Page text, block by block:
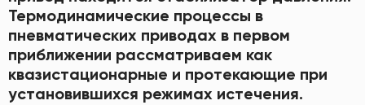
Термодинамические процессы в
пневматических приводах в первом
приближении рассматриваем как
квазистационарные и протекающие при
установившихся режимах истечения.